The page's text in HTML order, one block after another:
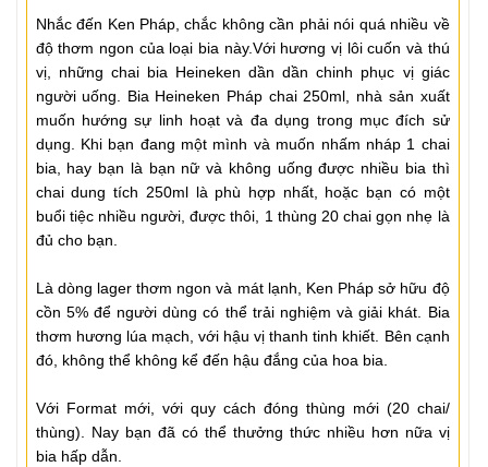
Nhắc đến Ken Pháp, chắc không cần phải nói quá nhiều về
độ thơm ngon của loại bia này.Với hương vị lôi cuốn và thú
vị, những chai bia Heineken dần dần chinh phục vị giác
người uống. Bia Heineken Pháp chai 250ml, nhà sản xuất
muốn hướng sự linh hoạt và đa dụng trong mục đích sử
dụng. Khi bạn đang một mình và muốn nhấm nháp 1 chai
bia, hay bạn là bạn nữ và không uống được nhiều bia thì
chai dung tích 250ml là phù hợp nhất, hoặc bạn có một
buổi tiệc nhiều người, được thôi, 1 thùng 20 chai gọn nhẹ là
đủ cho bạn.
Là dòng lager thơm ngon và mát lạnh, Ken Pháp sở hữu độ
cồn 5% để người dùng có thể trải nghiệm và giải khát. Bia
thơm hương lúa mạch, với hậu vị thanh tinh khiết. Bên cạnh
đó, không thể không kể đến hậu đắng của hoa bia.
Với Format mới, với quy cách đóng thùng mới (20 chai/
thùng). Nay bạn đã có thể thưởng thức nhiều hơn nữa vị
bia hấp dẫn.